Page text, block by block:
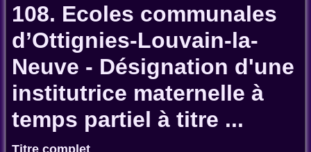
108. Ecoles communales
d’Ottignies-Louvain-la-
Neuve - Désignation d'une
institutrice maternelle à
temps partiel à titre ...
Titre complet